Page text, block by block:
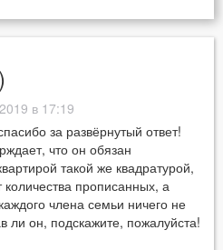
)
в 17:19
за развёрнутый ответ!
что он обязан
такой же квадратурой,
прописанных, а
члена семьи ничего не
ли он, подскажите, пожалуйста!